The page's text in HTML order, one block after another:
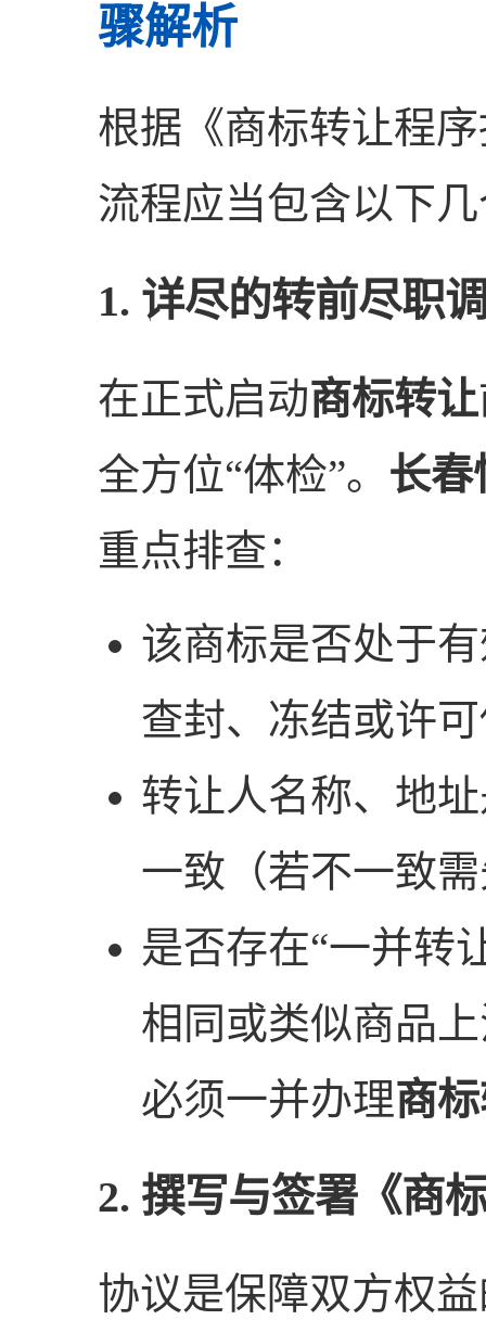
骤解析
根据《商标转让程
流程应当包含以下
1. 详尽的转前尽职
在正式启动商标转让
全方位“体检”。 长春
重点排查：
该商标是否处于
查封、冻结或许
转让人名称、地
一致（若不一致
是否存在“一并转
相同或类似商品
必须一并办理商
2. 撰写与签署《商
协议是保障双方权